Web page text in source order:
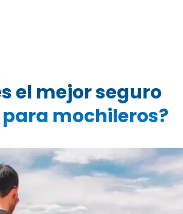
el mejor seguro
mochileros?